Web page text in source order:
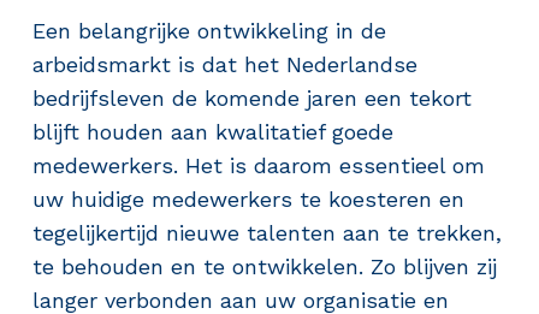
Een belangrijke ontwikkeling in de
arbeidsmarkt is dat het Nederlandse
bedrijfsleven de komende jaren een tekort
blijft houden aan kwalitatief goede
medewerkers. Het is daarom essentieel om
uw huidige medewerkers te koesteren en
tegelijkertijd nieuwe talenten aan te trekken,
te behouden en te ontwikkelen. Zo blijven zij
langer verbonden aan uw organisatie en